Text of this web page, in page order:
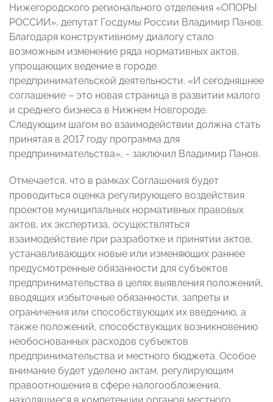
Нижегородского регионального отделения «ОПОРЫ
РОССИИ», депутат Госдумы России Владимир Панов.
Благодаря конструктивному диалогу стало
возможным изменение ряда нормативных актов,
упрощающих ведение в городе
предпринимательской деятельности. «И сегодняшнее
соглашение – это новая страница в развитии малого
и среднего бизнеса в Нижнем Новгороде.
Следующим шагом во взаимодействии должна стать
принятая в 2017 году программа для
предпринимательства», - заключил Владимир Панов.
Отмечается, что в рамках Соглашения будет
проводиться оценка регулирующего воздействия
проектов муниципальных нормативных правовых
актов, их экспертиза, осуществляться
взаимодействие при разработке и принятии актов,
устанавливающих новые или изменяющих раннее
предусмотренные обязанности для субъектов
предпринимательства в целях выявления положений,
вводящих избыточные обязанности, запреты и
ограничения или способствующих их введению, а
также положений, способствующих возникновению
необоснованных расходов субъектов
предпринимательства и местного бюджета. Особое
внимание будет уделено актам, регулирующим
правоотношения в сфере налогообложения,